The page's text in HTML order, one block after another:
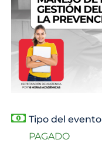
Tipo del evento
PAGADO